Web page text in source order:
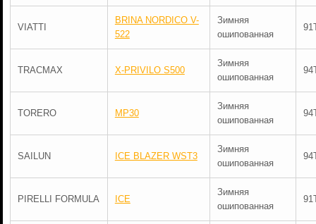
VIATTI
BRINA NORDICO V-
522
Зимняя
ошипованная
TRACMAX X-PRIVILO S500
Зимняя
ошипованная
TORERO MP30
Зимняя
ошипованная
SAILUN ICE BLAZER WST3
Зимняя
ошипованная
PIRELLI FORMULA ICE
Зимняя
ошипованная